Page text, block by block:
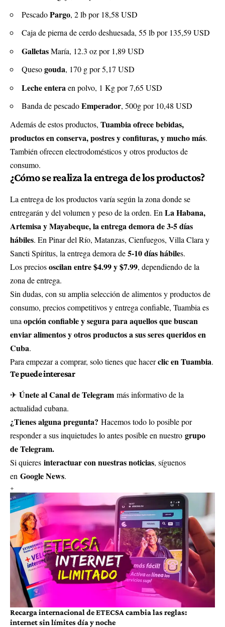
PescadoPargo, 2 lb por 18,58 USD
Caja de pierna de cerdo deshuesada, 55 lb por 135,59 USD
GalletasMaría, 12.3 oz por 1,89 USD
Quesogouda, 170 g por 5,17 USD
Leche enteraen polvo, 1 Kg por 7,65 USD
Banda de pescadoEmperador, 500g por 10,48 USD
Además de estos productos, Tuambia ofrece bebidas,
productos en conserva, postres y confituras, y mucho más.
También ofrecen electrodomésticos y otros productos de
consumo.
¿Cómo se realiza la entrega de los productos?
La entrega de los productos varía según la zona donde se
entregarán y del volumen y peso de la orden. En La Habana,
Artemisa y Mayabeque, la entrega demora de 3-5 días
hábiles. En Pinar del Río, Matanzas, Cienfuegos, Villa Clara y
Sancti Spíritus, la entrega demora de5-10 días hábiles.
Los preciososcilan entre $4.99 y $7.99, dependiendo de la
zona de entrega.
Sin dudas, con su amplia selección de alimentos y productos de
consumo, precios competitivos y entrega confiable, Tuambia es
una opción confiable y segura para aquellos que buscan
enviar alimentos y otros productos a sus seres queridos en
Cuba.
Para empezar a comprar, solo tienes que hacerclic en Tuambia.
Te puede interesar
✈ Únete al Canal de Telegram más informativo de la
actualidad cubana.
¿Tienes alguna pregunta? Hacemos todo lo posible por
responder a sus inquietudes lo antes posible en nuestro grupo
de Telegram.
Si quieres interactuar con nuestras noticias, síguenos
en Google News.
Recarga internacional de ETECSA cambia las reglas:
internet sin límites día y noche